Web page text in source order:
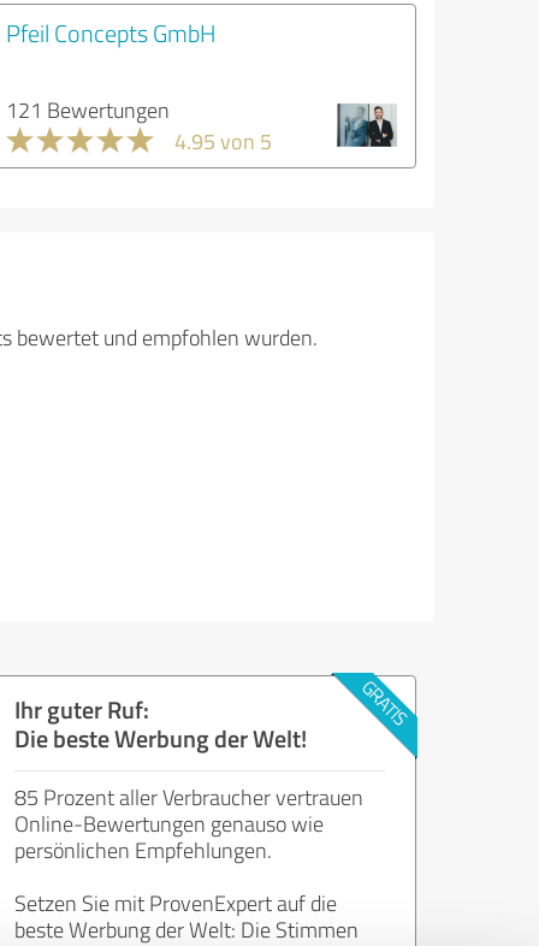
Pfeil Concepts GmbH
121 Bewertungen
4.95 von 5
bewertet und empfohlen wurden.
Ihr guter Ruf:
Die beste Werbung der Welt!
85 Prozent aller Verbraucher vertrauen
Online-Bewertungen genauso wie
persönlichen Empfehlungen.
Setzen Sie mit ProvenExpert auf die
beste Werbung der Welt: Die Stimmen